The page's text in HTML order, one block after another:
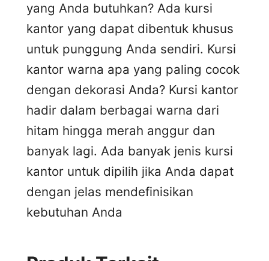
yang Anda butuhkan? Ada kursi
kantor yang dapat dibentuk khusus
untuk punggung Anda sendiri. Kursi
kantor warna apa yang paling cocok
dengan dekorasi Anda? Kursi kantor
hadir dalam berbagai warna dari
hitam hingga merah anggur dan
banyak lagi. Ada banyak jenis kursi
kantor untuk dipilih jika Anda dapat
dengan jelas mendefinisikan
kebutuhan Anda